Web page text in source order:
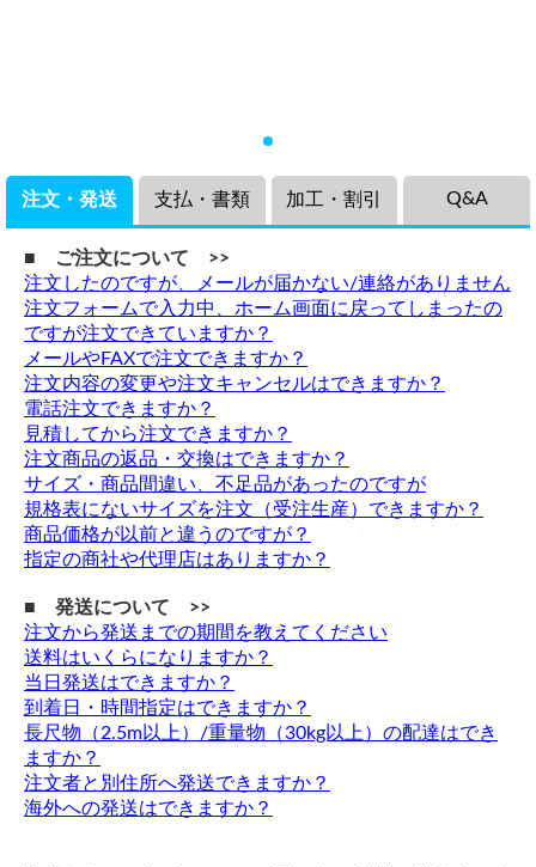
注文・発送
■ ご注文について >>
注文したのですが、メールが届かない/連絡がありません
注文フォームで入力中、ホーム画面に戻ってしまったの
ですが注文できていますか？
メールやFAXで注文できますか？
注文内容の変更や注文キャンセルはできますか？
電話注文できますか？
見積してから注文できますか？
注文商品の返品・交換はできますか？
サイズ・商品間違い、不足品があったのですが
規格表にないサイズを注文（受注生産）できますか？
商品価格が以前と違うのですが？
指定の商社や代理店はありますか？
■ 発送について >>
注文から発送までの期間を教えてください
送料はいくらになりますか？
当日発送はできますか？
到着日・時間指定はできますか？
長尺物（2.5m以上）/重量物（30kg以上）の配達はでき
ますか？
注文者と別住所へ発送できますか？
海外への発送はできますか？
支払・書類 加工・割引 Q&A